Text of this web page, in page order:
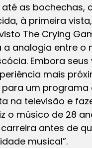
as bochechas,
à primeira
The Crying
analogia entre o
Embora
mais
um programa
na televisão e
o músico de 28
antes de
musical”.